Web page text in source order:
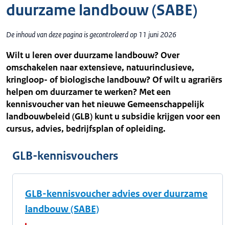
duurzame landbouw (SABE)
De inhoud van deze pagina is gecontroleerd op 11 juni 2026
Wilt u leren over duurzame landbouw? Over
omschakelen naar extensieve, natuurinclusieve,
kringloop- of biologische landbouw? Of wilt u agrariërs
helpen om duurzamer te werken? Met een
kennisvoucher van het nieuwe Gemeenschappelijk
landbouwbeleid (GLB) kunt u subsidie krijgen voor een
cursus, advies, bedrijfsplan of opleiding.
GLB-kennisvouchers
GLB-kennisvoucher advies over duurzame
landbouw (SABE)